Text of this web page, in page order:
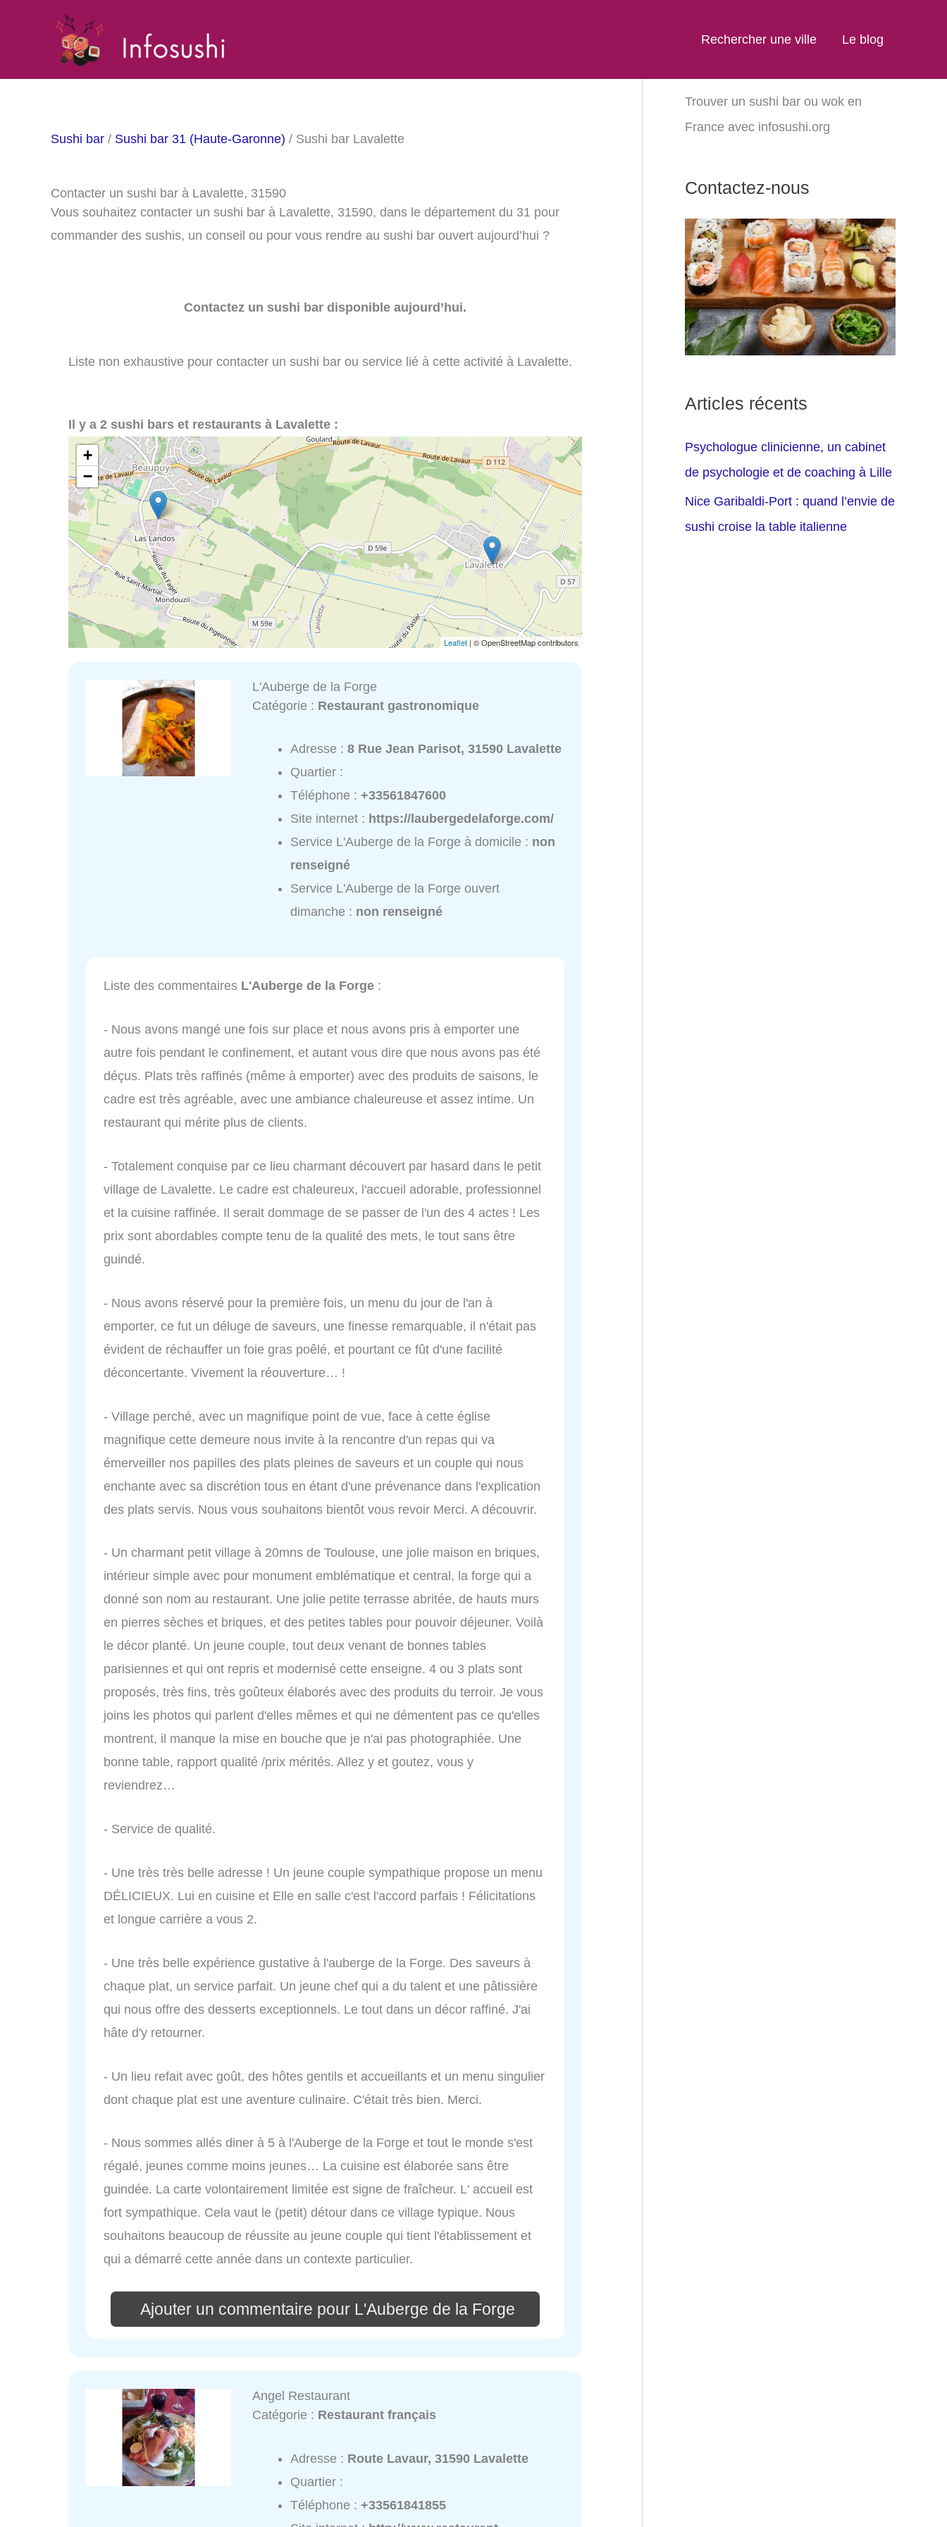
Rechercher une ville Le blog
Sushi bar / Sushi bar 31 (Haute-Garonne) / Sushi bar Lavalette
Contacter un sushi bar à Lavalette, 31590
Vous souhaitez contacter un sushi bar à Lavalette, 31590, dans le département du 31 pour
commander des sushis, un conseil ou pour vous rendre au sushi bar ouvert aujourd’hui ?
Contactez un sushi bar disponible aujourd’hui.
Liste non exhaustive pour contacter un sushi bar ou service lié à cette activité à Lavalette.
Il y a 2 sushi bars et restaurants à Lavalette :
+
−
Leaflet | © OpenStreetMap contributors
L'Auberge de la Forge
Catégorie : Restaurant gastronomique
Adresse :8 Rue Jean Parisot, 31590 Lavalette
Quartier :
Téléphone :+33561847600
Site internet : https://laubergedelaforge.com/
Service L'Auberge de la Forge à domicile : non
renseigné
Service L'Auberge de la Forge ouvert
dimanche : non renseigné
Liste des commentaires L'Auberge de la Forge :
- Nous avons mangé une fois sur place et nous avons pris à emporter une
autre fois pendant le confinement, et autant vous dire que nous avons pas été
déçus. Plats très raffinés (même à emporter) avec des produits de saisons, le
cadre est très agréable, avec une ambiance chaleureuse et assez intime. Un
restaurant qui mérite plus de clients.
- Totalement conquise par ce lieu charmant découvert par hasard dans le petit
village de Lavalette. Le cadre est chaleureux, l'accueil adorable, professionnel
et la cuisine raffinée. Il serait dommage de se passer de l'un des 4 actes ! Les
prix sont abordables compte tenu de la qualité des mets, le tout sans être
guindé.
- Nous avons réservé pour la première fois, un menu du jour de l'an à
emporter, ce fut un déluge de saveurs, une finesse remarquable, il n'était pas
évident de réchauffer un foie gras poêlé, et pourtant ce fût d'une facilité
déconcertante. Vivement la réouverture… !
- Village perché, avec un magnifique point de vue, face à cette église
magnifique cette demeure nous invite à la rencontre d'un repas qui va
émerveiller nos papilles des plats pleines de saveurs et un couple qui nous
enchante avec sa discrétion tous en étant d'une prévenance dans l'explication
des plats servis. Nous vous souhaitons bientôt vous revoir Merci. A découvrir.
- Un charmant petit village à 20mns de Toulouse, une jolie maison en briques,
intérieur simple avec pour monument emblématique et central, la forge qui a
donné son nom au restaurant. Une jolie petite terrasse abritée, de hauts murs
en pierres sèches et briques, et des petites tables pour pouvoir déjeuner. Voilà
le décor planté. Un jeune couple, tout deux venant de bonnes tables
parisiennes et qui ont repris et modernisé cette enseigne. 4 ou 3 plats sont
proposés, très fins, très goûteux élaborés avec des produits du terroir. Je vous
joins les photos qui parlent d'elles mêmes et qui ne démentent pas ce qu'elles
montrent, il manque la mise en bouche que je n'ai pas photographiée. Une
bonne table, rapport qualité /prix mérités. Allez y et goutez, vous y
reviendrez…
- Service de qualité.
- Une très très belle adresse ! Un jeune couple sympathique propose un menu
DÉLICIEUX. Lui en cuisine et Elle en salle c'est l'accord parfais ! Félicitations
et longue carrière a vous 2.
- Une très belle expérience gustative à l'auberge de la Forge. Des saveurs à
chaque plat, un service parfait. Un jeune chef qui a du talent et une pâtissière
qui nous offre des desserts exceptionnels. Le tout dans un décor raffiné. J'ai
hâte d'y retourner.
- Un lieu refait avec goût, des hôtes gentils et accueillants et un menu singulier
dont chaque plat est une aventure culinaire. C'était très bien. Merci.
- Nous sommes allés diner à 5 à l'Auberge de la Forge et tout le monde s'est
régalé, jeunes comme moins jeunes… La cuisine est élaborée sans être
guindée. La carte volontairement limitée est signe de fraîcheur. L' accueil est
fort sympathique. Cela vaut le (petit) détour dans ce village typique. Nous
souhaitons beaucoup de réussite au jeune couple qui tient l'établissement et
qui a démarré cette année dans un contexte particulier.
Ajouter un commentaire pour L'Auberge de la Forge
Angel Restaurant
Catégorie : Restaurant français
Adresse : Route Lavaur, 31590 Lavalette
Quartier :
Téléphone :+33561841855
Trouver un sushi bar ou wok en
France avec infosushi.org
Contactez-nous
Articles récents
Psychologue clinicienne, un cabinet
de psychologie et de coaching à Lille
Nice Garibaldi-Port : quand l’envie de
sushi croise la table italienne